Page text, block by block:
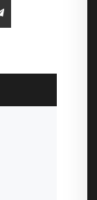
protection
caractère
délégué
Léopold
mail :
autorité